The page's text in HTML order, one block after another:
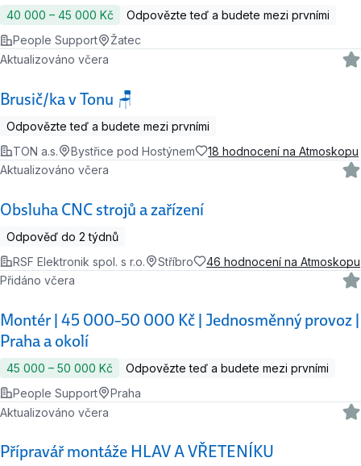
40 000 ‍–‍ 45 000 Kč
Odpovězte teď a budete mezi prvními
People Support
Žatec
Brusič/ka v Tonu 🪑
Aktualizováno včera
Odpovězte teď a budete mezi prvními
TON a.s.
Bystřice pod Hostýnem 18 hodnocení na Atmoskopu
Obsluha CNC strojů a zařízení
Aktualizováno včera
Odpověď do 2 týdnů
RSF Elektronik spol. s r.o.
Stříbro 46 hodnocení na Atmoskopu
Montér | 45 000–50 000 Kč | Jednosměnný provoz |
Praha a okolí
Přidáno včera
45 000 ‍–‍ 50 000 Kč
Odpovězte teď a budete mezi prvními
People Support
Praha
Přípravář montáže HLAV A VŘETENÍKU
Aktualizováno včera